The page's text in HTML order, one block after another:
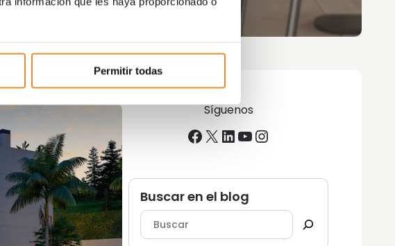
Permitir todas
Síguenos
Facebook
X LinkedIn
YouTube
Instagram
Buscar en el blog